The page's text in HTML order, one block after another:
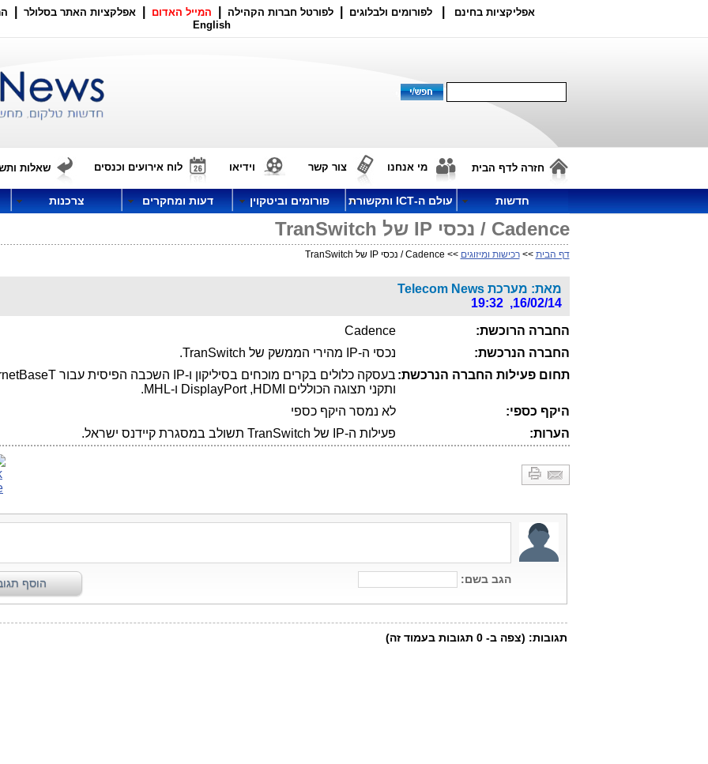
אפליקציות בחינם לפורומים ולבלוגים לפורטל חברות הקהילה המייל האדום אפלקציות האתר בסלולר
English
חזרה לדף הבית מי אנחנו צור קשר וידיאו לוח אירועים וכנסים שאלות
חדשות עולם ה-ICT ותקשורת פורומים וביטקוין דעות ומחקרים צרכנות
Cadence / נכסי IP של TranSwitch
דף הבית >>רכישות ומיזוגים >> Cadence / נכסי IP של TranSwitch
מאת: מערכת Telecom News
16/02/14, 19:32
החברה הרוכשת:
Cadence
החברה הנרכשת:
נכסי ה-IP מהירי הממשק של TranSwitch.
תחום פעילות החברה הנרכשת: בעסקה כלולים בקרים מוכחים בסיליקון ו-IP השכבה הפיסית עבור
ותקני תצוגה הכוללים
HDMI
,
DisplayPort ו-MHL
.
היקף כספי:
לא נמסר היקף כספי
הערות:
פעילות ה-IP של TranSwitch תשולב במסגרת קיידנס ישראל.